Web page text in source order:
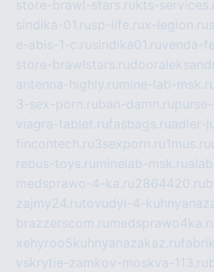
store-brawl-stars.rukts-
sindika-01.rusp-life.rux-legion.ru
e-abis-1-c.rusindika01.ruvenda-
store-brawlstars.ru
antenna-highly.ru mine-lab-
3-sex-porn.ruban-damn.ru
viagra-tablet.rufasbags.ruadler-
fincontech.ru3sexporn.ru1mus.ru
rebus-toys.ru minelab-msk.ru
medsprawo-4-ka.ru2864420.ru
zajmy24.rutovudyi-4-
brazzerscom.ru
xehyroo5kuhnyanazakaz.ru
vskrytie-zamkov-moskva-113.ru